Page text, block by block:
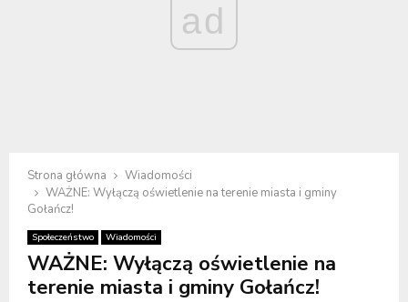
ad
Strona główna
Wiadomości
WAŻNE: Wyłączą oświetlenie na terenie miasta i gminy
Gołańcz!
Społeczeństwo Wiadomości
WAŻNE: Wyłączą oświetlenie na
terenie miasta i gminy Gołańcz!